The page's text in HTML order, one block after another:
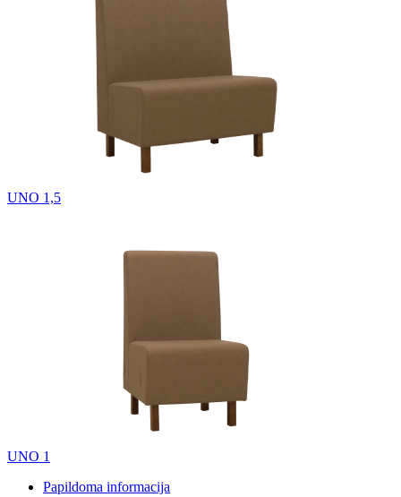
UNO 1,5
UNO 1
Papildoma informacija